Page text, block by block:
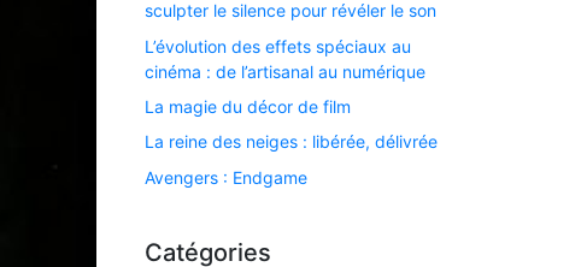
sculpter le silence pour révéler le son
L’évolution des effets spéciaux au
cinéma : de l’artisanal au numérique
La magie du décor de film
La reine des neiges : libérée, délivrée
Avengers : Endgame
Catégories